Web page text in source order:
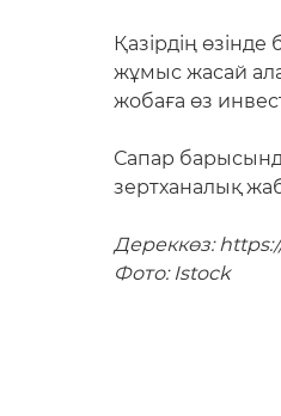
Қазірдің
жұмыс жасай
жобаға өз
Сапар
зертханалық
Дереккөз:
Фото: Istock